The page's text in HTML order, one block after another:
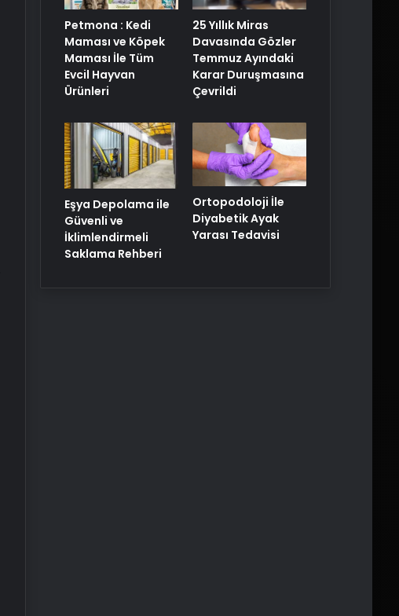
Petmona : Kedi
Maması ve Köpek
Maması İle Tüm
Evcil Hayvan
Ürünleri
25 Yıllık Miras
Davasında Gözler
Temmuz Ayındaki
Karar Duruşmasına
Çevrildi
Eşya Depolama ile
Güvenli ve
İklimlendirmeli
Saklama Rehberi
Ortopodoloji İle
Diyabetik Ayak
Yarası Tedavisi